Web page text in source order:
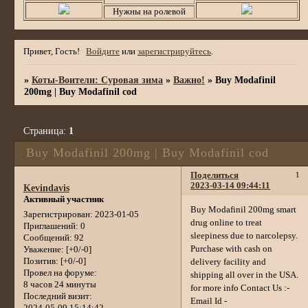
Нужны на ролевой
Привет, Гость! Войдите илизарегистрируйтесь.
»Коты-Воители: Суровая зима »Важно! »Buy Modafinil
200mg | Buy Modafinil cod
Buy Modafinil 200mg | Buy Modafinil cod
Страница: 1
Поделиться 1
2023-03-14 09:44:11
Kevindavis
Активный участник
Зарегистрирован: 2023-01-05
Приглашений: 0
Сообщений: 92
Уважение: [+0/-0]
Позитив: [+0/-0]
Провел на форуме:
8 часов 24 минуты
Последний визит:
Buy Modafinil 200mg smart
drug online to treat
sleepiness due to narcolepsy.
Purchase with cash on
delivery facility and
shipping all over in the USA.
for more info Contact Us :-
Email Id -